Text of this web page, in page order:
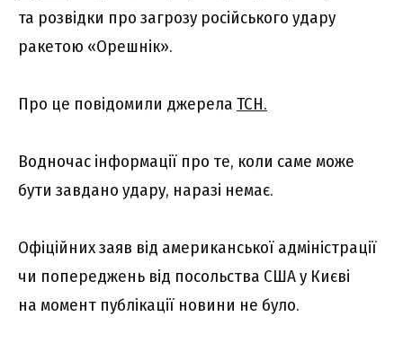
та розвідки про загрозу російського удару
ракетою «Орешнік».
Про це повідомили джерела ТСН.
Водночас інформації про те, коли саме може
бути завдано удару, наразі немає.
Офіційних заяв від американської адміністрації
чи попереджень від посольства США у Києві
на момент публікації новини не було.